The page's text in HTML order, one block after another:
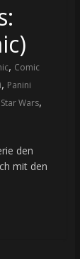
, Comic
, Panini
Star Wars,
den
mit den